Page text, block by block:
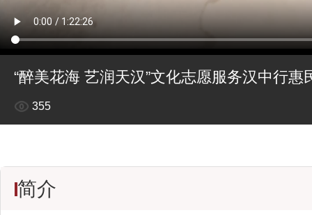
“醉美花海 艺润天汉”文化志愿服务汉中行惠
355
简介